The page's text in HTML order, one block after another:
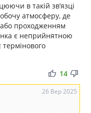
в такій зв’язці
атмосферу, де
проходженням
є неприйнятною
термінового
thumb_up thumb_down
14
26 Вер 2025